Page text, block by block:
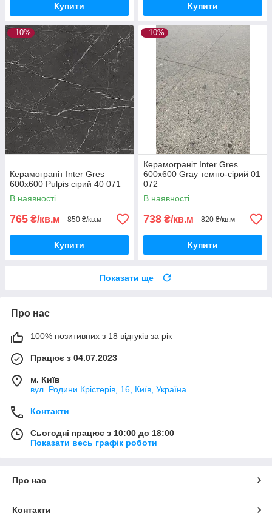
Купити Купити
–10%
Керамограніт Inter Gres
600x600 Pulpis сірий 40 071
В наявності
765 ₴/кв.м 850 ₴/кв.м
Купити
–10%
Керамограніт Inter Gres
600x600 Gray темно-сірий 01
072
В наявності
738 ₴/кв.м 820 ₴/кв.м
Купити
Показати ще
Про нас
100% позитивних з 18 відгуків за рік
Працює з 04.07.2023
м. Київ
вул. Родини Крістерів, 16, Київ, Україна
Контакти
Сьогодні працює з 10:00 до 18:00
Показати весь графік роботи
Про нас
Контакти